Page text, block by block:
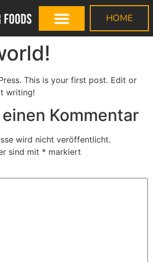
HOME
This is your first post. Edit or
writing!
Kommentar
wird nicht veröffentlicht.
sind mit * markiert